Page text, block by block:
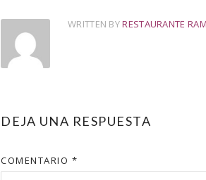
WRITTEN BYRESTAURANTE
DEJA UNA RESPUESTA
COMENTARIO *